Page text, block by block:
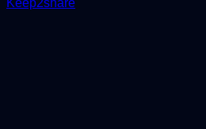
Keep2share